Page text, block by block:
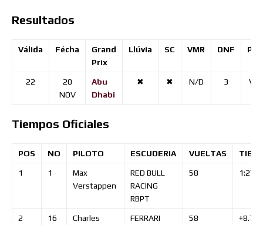
Resultados
Válida Fécha
Grand
Prix
Llúvia SC VMR DNF
22
20
NOV
Abu
Dhabi
✖ ✖ N/D 3 VER
Tiempos Oficiales
POS NO PILOTO ESCUDERIA VUELTAS
1 1
Max
Verstappen
RED BULL
RACING
RBPT
58
2 16
Charles
FERRARI 58 +8.771